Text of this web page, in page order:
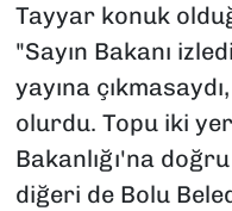
Tayyar konuk
"Sayın Bakanı
yayına
olurdu. Topu iki
Bakanlığı'na
diğeri de Bolu